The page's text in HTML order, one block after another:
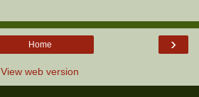
›
Home
View web version